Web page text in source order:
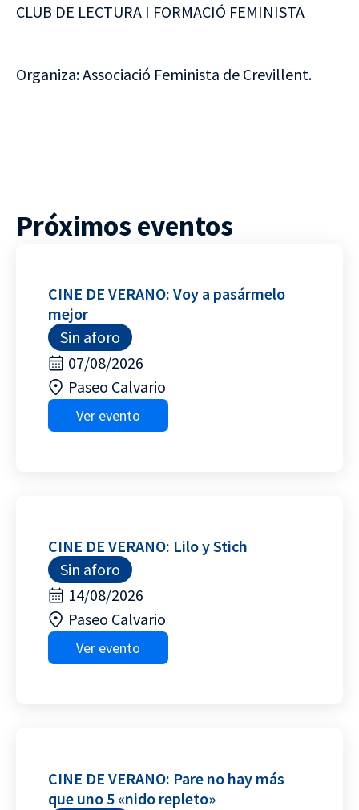
CLUB DE LECTURA I FORMACIÓ FEMINISTA
Organiza: Associació Feminista de Crevillent.
Próximos eventos
CINE DE VERANO: Voy a pasármelo
mejor
Sin aforo
07/08/2026
Paseo Calvario
Ver evento
CINE DE VERANO: Lilo y Stich
Sin aforo
14/08/2026
Paseo Calvario
Ver evento
CINE DE VERANO: Pare no hay más
que uno 5 «nido repleto»